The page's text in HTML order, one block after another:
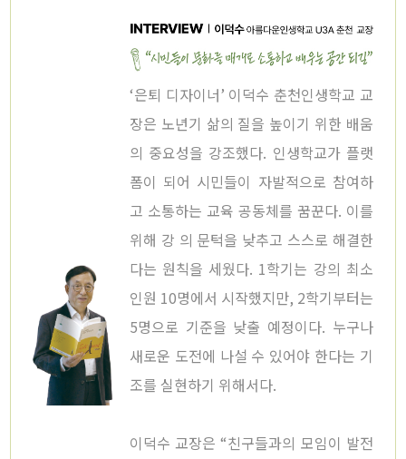
‘은퇴 디자이너’ 이덕수 춘천인생학교 교
장은 노년기 삶의 질을 높이기 위한 배움
의 중요성을 강조했다. 인생학교가 플랫
폼이 되어 시민들이 자발적으로 참여하
고 소통하는 교육 공동체를 꿈꾼다. 이를
위해 강 의 문턱을 낮추고 스스로 해결한
다는 원칙을 세웠다. 1학기는 강의 최소
인원 10명에서 시작했지만, 2학기부터는
5명으로 기준을 낮출 예정이다. 누구나
새로운 도전에 나설 수 있어야 한다는 기
조를 실현하기 위해서다.
이덕수 교장은 “친구들과의 모임이 발전